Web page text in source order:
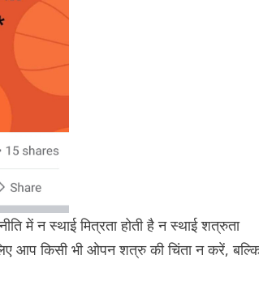
में न स्थाई मित्रता होती है न स्थाई शत्रुता
आप किसी भी ओपन शत्रु की चिंता न करें,